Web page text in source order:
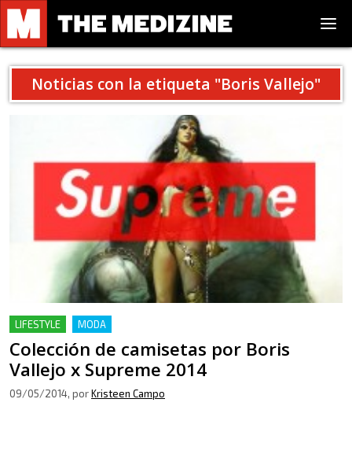
Noticias con la etiqueta "Boris Vallejo"
LIFESTYLE MODA
Colección de camisetas por Boris
Vallejo x Supreme 2014
09/05/2014, porKristeen Campo